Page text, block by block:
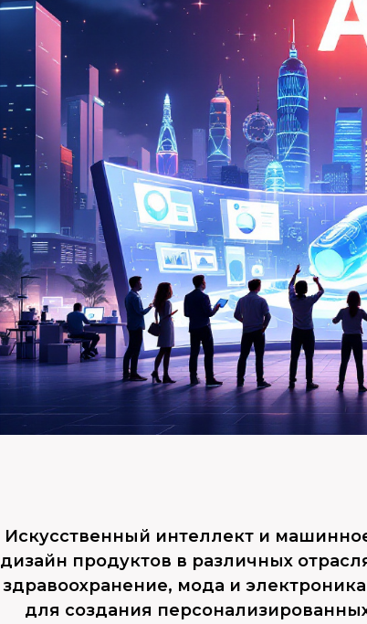
Искусственный интеллект и
дизайн продуктов в различных
здравоохранение, мода и
для создания